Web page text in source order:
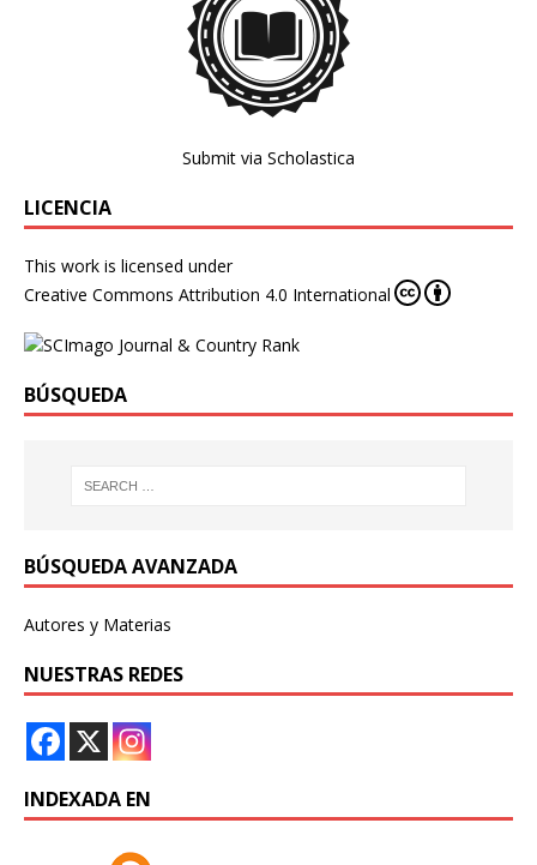
Submit via Scholastica
LICENCIA
This work is licensed under
Creative Commons Attribution 4.0 International
BÚSQUEDA
BÚSQUEDA AVANZADA
Autores y Materias
NUESTRAS REDES
INDEXADA EN